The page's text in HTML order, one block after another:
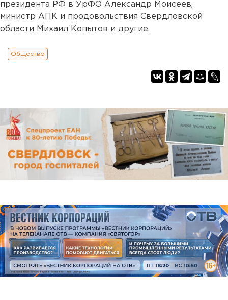
президента РФ в УрФО Александр Моисеев,
министр АПК и продовольствия Свердловской
области Михаил Копытов и другие.
Общество